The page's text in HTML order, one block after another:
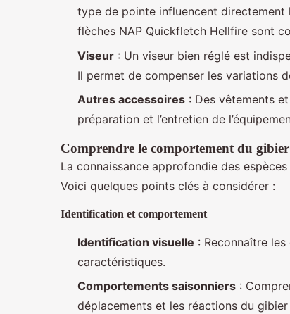
type de pointe influencent directement
flèches NAP Quickfletch Hellfire sont
Viseur : Un viseur bien réglé est
Il permet de compenser les variations
Autres accessoires : Des vêtements
préparation et l’entretien de
Comprendre le comportement du gibier
La connaissance approfondie des
Voici quelques points clés à considérer :
Identification et comportement
Identification visuelle : Reconnaître
caractéristiques.
Comportements saisonniers :
déplacements et les réactions du